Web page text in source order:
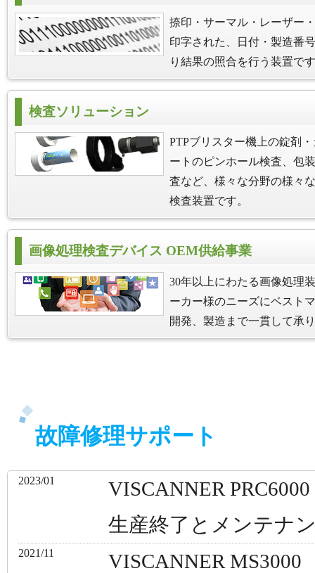
捺印・サーマル・レーザー
印字された、日付・製造番
り結果の照合を行う装置で
検査ソリューション
PTPブリスター機上の錠剤
ートのピンホール検査、包
査など、様々な分野の様々
検査装置です。
画像処理検査デバイス OEM供給事業
30年以上にわたる画像処理
ーカー様のニーズにベスト
開発、製造まで一貫して承
故障修理サポート
2023/01
VISCANNER PRC6000
生産終了とメンテナ
2021/11 VISCANNER MS3000